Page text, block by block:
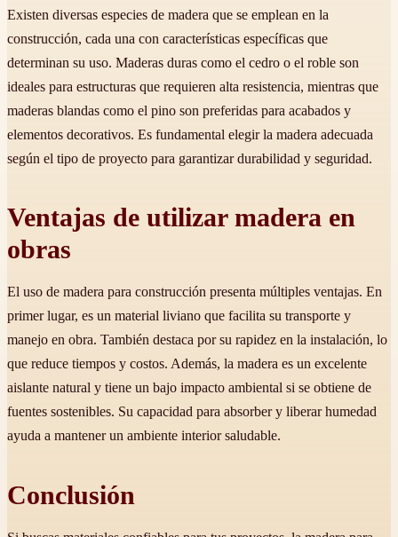
Existen diversas especies de madera que se emplean en la
construcción, cada una con características específicas que
determinan su uso. Maderas duras como el cedro o el roble son
ideales para estructuras que requieren alta resistencia, mientras que
maderas blandas como el pino son preferidas para acabados y
elementos decorativos. Es fundamental elegir la madera adecuada
según el tipo de proyecto para garantizar durabilidad y seguridad.
Ventajas de utilizar madera en
obras
El uso de madera para construcción presenta múltiples ventajas. En
primer lugar, es un material liviano que facilita su transporte y
manejo en obra. También destaca por su rapidez en la instalación, lo
que reduce tiempos y costos. Además, la madera es un excelente
aislante natural y tiene un bajo impacto ambiental si se obtiene de
fuentes sostenibles. Su capacidad para absorber y liberar humedad
ayuda a mantener un ambiente interior saludable.
Conclusión